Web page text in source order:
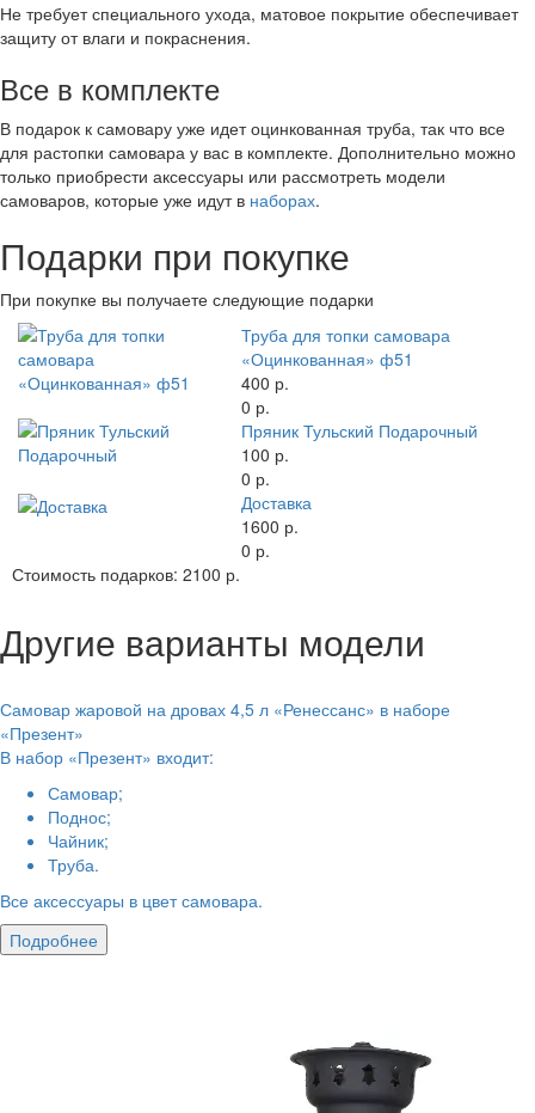
Не требует специального ухода, матовое покрытие обеспечивает
защиту от влаги и покраснения.
Все в комплекте
В подарок к самовару уже идет оцинкованная труба, так что все
для растопки самовара у вас в комплекте. Дополнительно можно
только приобрести аксессуары или рассмотреть модели
самоваров, которые уже идут в наборах.
Подарки при покупке
При покупке вы получаете следующие подарки
Труба для топки самовара
«Оцинкованная» ф51
400 р.
0 р.
Пряник Тульский Подарочный
100 р.
0 р.
Доставка
1600 р.
0 р.
Стоимость подарков: 2100 р.
Другие варианты модели
Самовар жаровой на дровах 4,5 л «Ренессанс» в наборе
«Презент»
В набор «Презент» входит:
Самовар;
Поднос;
Чайник;
Труба.
Все аксессуары в цвет самовара.
Подробнее